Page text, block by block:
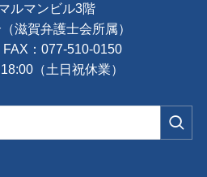
ルマンビル3階
賀弁護士会所属）
：077-510-0150
（土日祝休業）